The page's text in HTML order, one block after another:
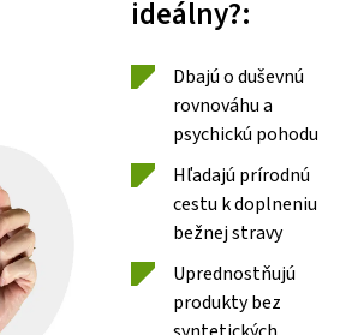
ideálny?:
Dbajú o duševnú
rovnováhu a
psychickú pohodu
Hľadajú prírodnú
cestu k doplneniu
bežnej stravy
Uprednostňujú
produkty bez